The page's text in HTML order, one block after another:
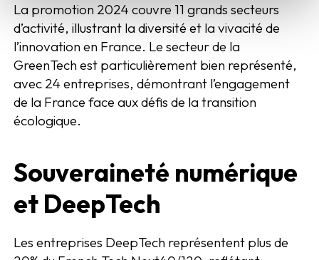
La promotion 2024 couvre 11 grands secteurs
d’activité, illustrant la diversité et la vivacité de
l’innovation en France. Le secteur de la
GreenTech est particulièrement bien représenté,
avec 24 entreprises, démontrant l’engagement
de la France face aux défis de la transition
écologique.
Souveraineté numérique
et DeepTech
Les entreprises DeepTech représentent plus de